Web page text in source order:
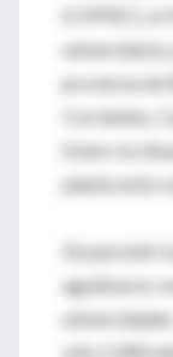
(CIPPEC),
universitaria,
provincia de
Corrientes,
Estero la
planta está
De persistir
agudizarse:
sólo 1.000